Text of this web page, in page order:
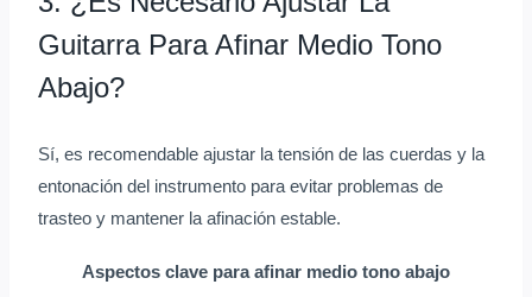
Guitarra Para Afinar Medio Tono
Abajo?
Sí, es recomendable ajustar la tensión de las cuerdas y la
entonación del instrumento para evitar problemas de
trasteo y mantener la afinación estable.
Aspectos clave para afinar medio tono abajo